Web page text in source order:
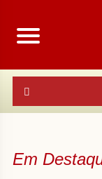
Em